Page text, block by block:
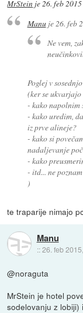
MrStein je26. feb
Manuje26. feb
Ne vem,
Poglej v
(ker se
- kako napolnim
- kako uredim,
iz prve alineje?
- kako si
nadaljevanje
- kako
- itd... ne
)
te traparije nimajo
Manu
::26. feb
@noraguta
MrStein je hotel
sodelovanju z